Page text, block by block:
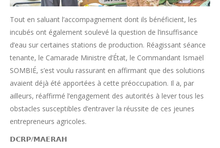
Tout en saluant l’accompagnement dont ils bénéficient, les
incubés ont également soulevé la question de l’insuffisance
d’eau sur certaines stations de production. Réagissant séance
tenante, le Camarade Ministre d’État, le Commandant Ismaël
SOMBIÉ, s’est voulu rassurant en affirmant que des solutions
avaient déjà été apportées à cette préoccupation. Il a, par
ailleurs, réaffirmé l’engagement des autorités à lever tous les
obstacles susceptibles d’entraver la réussite de ces jeunes
entrepreneurs agricoles.
𝗗𝗖𝗥𝗣/𝗠𝗔𝗘𝗥𝗔𝗛